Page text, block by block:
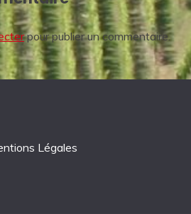
pour publier un commentaire.
Légales